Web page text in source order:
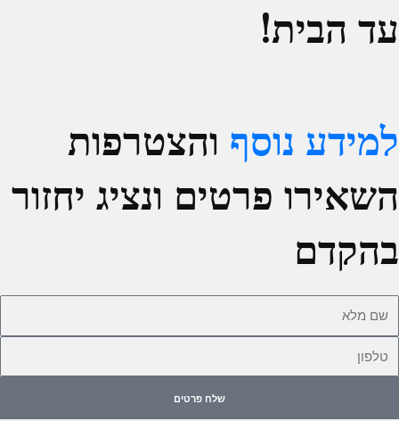
עד הבית!
למידע נוסף והצטרפות
השאירו פרטים ונציג יחזור
בהקדם
שלח פרטים